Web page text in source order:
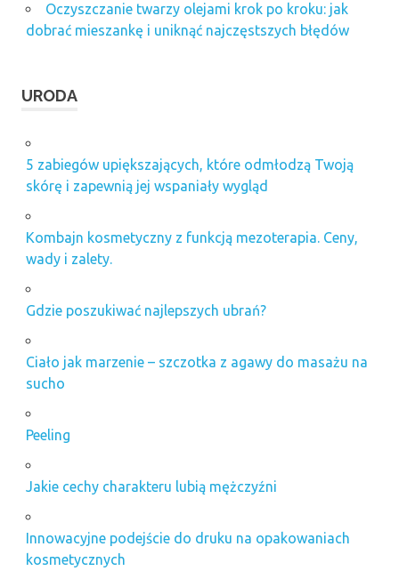
Oczyszczanie twarzy olejami krok po kroku: jak
dobrać mieszankę i uniknąć najczęstszych błędów
URODA
5 zabiegów upiększających, które odmłodzą Twoją
skórę i zapewnią jej wspaniały wygląd
Kombajn kosmetyczny z funkcją mezoterapia. Ceny,
wady i zalety.
Gdzie poszukiwać najlepszych ubrań?
Ciało jak marzenie – szczotka z agawy do masażu na
sucho
Peeling
Jakie cechy charakteru lubią mężczyźni
Innowacyjne podejście do druku na opakowaniach
kosmetycznych